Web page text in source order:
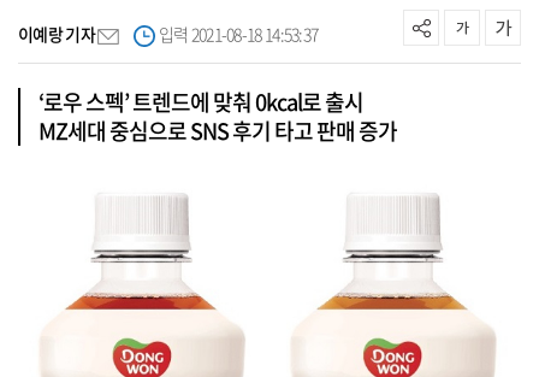
이예랑 기자 입력 2021-08-18 14:53:37
‘로우 스펙’ 트렌드에 맞춰 0kcal로 출시
MZ세대 중심으로 SNS 후기 타고 판매 증가